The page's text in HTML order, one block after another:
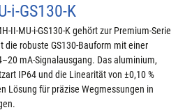
i-GS130-K
II-MU-i-GS130-K gehört zur Premium-Serie
die robuste GS130-Bauform mit einer
mA-Signalausgang. Das aluminium,
IP64 und die Linearität von ±0,10 %
Lösung für präzise Wegmessungen in